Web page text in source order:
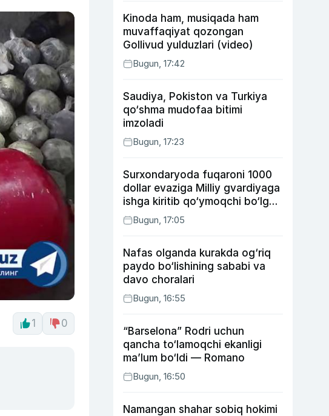
1 0
Kinoda ham, musiqada ham
muvaffaqiyat qozongan
Gollivud yulduzlari (video)
Bugun, 17:42
Saudiya, Pokiston va Turkiya
qo‘shma mudofaa bitimi
imzoladi
Bugun, 17:23
Surxondaryoda fuqaroni 1000
dollar evaziga Milliy gvardiyaga
ishga kiritib qo‘ymoqchi bo‘lgan
shaxs ushlandi
Bugun, 17:05
Nafas olganda kurakda og‘riq
paydo bo‘lishining sababi va
davo choralari
Bugun, 16:55
“Barselona” Rodri uchun
qancha to‘lamoqchi ekanligi
ma’lum bo‘ldi — Romano
Bugun, 16:50
Namangan shahar sobiq hokimi